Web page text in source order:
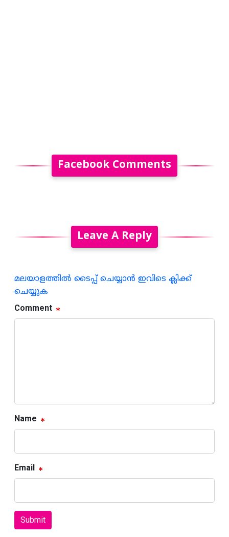
Facebook Comments
Leave A Reply
മലയാളത്തില്‍ ടൈപ്പ് ചെയ്യാന്‍ ഇവിടെ ക്ലിക്ക്
ചെയ്യുക
Comment
Name
Email
Submit